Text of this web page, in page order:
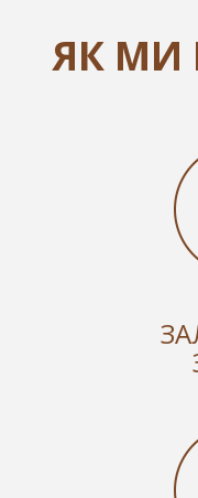
ЯК